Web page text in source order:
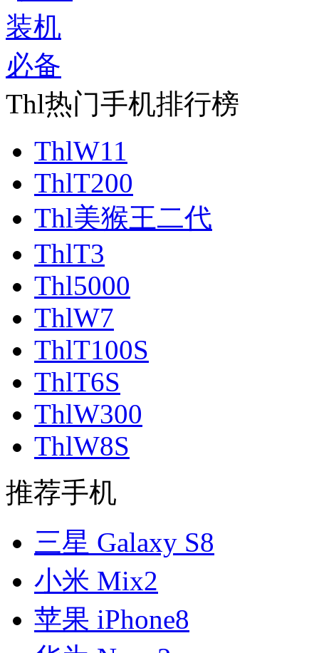
Thl热门手机排行榜
ThlW11
ThlT200
Thl美猴王二代
ThlT3
Thl5000
ThlW7
ThlT100S
ThlT6S
ThlW300
ThlW8S
推荐手机
三星 Galaxy S8
小米 Mix2
苹果 iPhone8